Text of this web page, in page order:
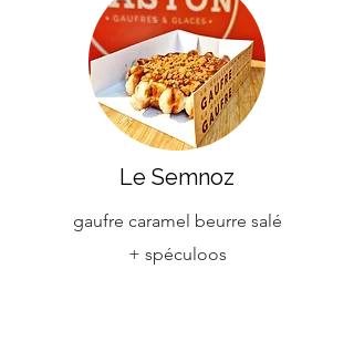
Le Semnoz
gaufre caramel beurre salé
+ spéculoos